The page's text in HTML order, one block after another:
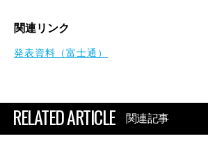
関連リンク
発表資料（富士通）
RELATED ARTICLE 関連記事